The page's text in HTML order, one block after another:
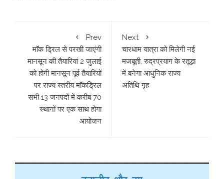
Prev
माॅक ड्रिल से परखी जाएंगी
मानसून की तैयारियां 2 जुलाई
को होगी मानसून पूर्व तैयारियों
पर राज्य स्तरीय माॅकड्रिल
सभी 13 जनपदों में करीब 70
स्थानों पर एक साथ होगा
आयोजन
Next
चारधाम यात्रा को मिलेगी नई
मजबूती, रुद्रप्रयाग के रतूड़ा
में बनेगा आधुनिक राज्य
अतिथि गृह